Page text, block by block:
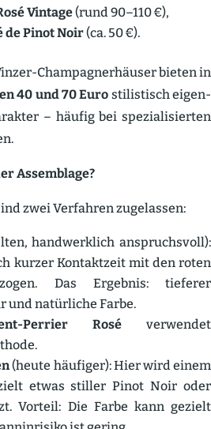
Vintage(rund 90–110 €),
de Pinot Noir(ca. 50 €).
Champa­gner­häuser bieten in
40 und 70 Euro stilis­tisch eigen­
– häufig bei spezia­li­sierten
Assem­blage?
zwei Verfahren zugelassen:
handwerklich anspruchsvoll):
kurzer Kontaktzeit mit den roten
Das Ergebnis: tieferer
und natür­liche Farbe.
Perrier Rosé verwendet
(heute häufiger): Hier wird einem
etwas stiller Pinot Noir oder
Vorteil: Die Farbe kann gezielt